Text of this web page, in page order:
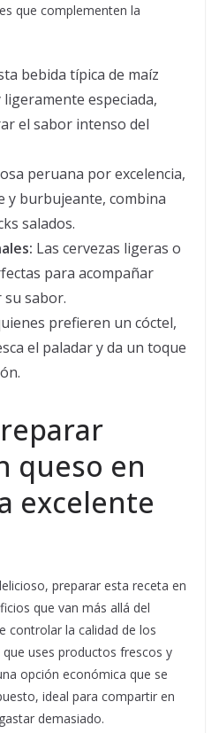
que complementen la
bebida típica de maíz
especiada,
el sabor intenso del
peruana por excelencia,
y burbujeante, combina
salados.
Las cervezas ligeras o
para acompañar
su sabor.
prefieren un cóctel,
el paladar y da un toque
queso en
excelente
preparar esta receta en
que van más allá del
controlar la calidad de los
uses productos frescos y
opción económica que se
ideal para compartir en
demasiado.